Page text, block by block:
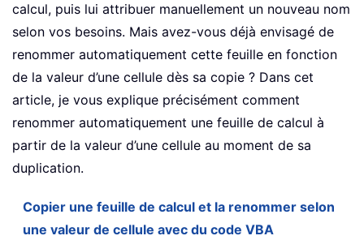
calcul, puis lui attribuer manuellement un nouveau nom
selon vos besoins. Mais avez-vous déjà envisagé de
renommer automatiquement cette feuille en fonction
de la valeur d’une cellule dès sa copie ? Dans cet
article, je vous explique précisément comment
renommer automatiquement une feuille de calcul à
partir de la valeur d’une cellule au moment de sa
duplication.
Copier une feuille de calcul et la renommer selon
une valeur de cellule avec du code VBA